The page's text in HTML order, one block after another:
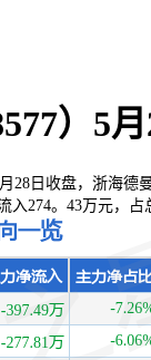
）5
日收盘，浙海德曼
入274。43万元，